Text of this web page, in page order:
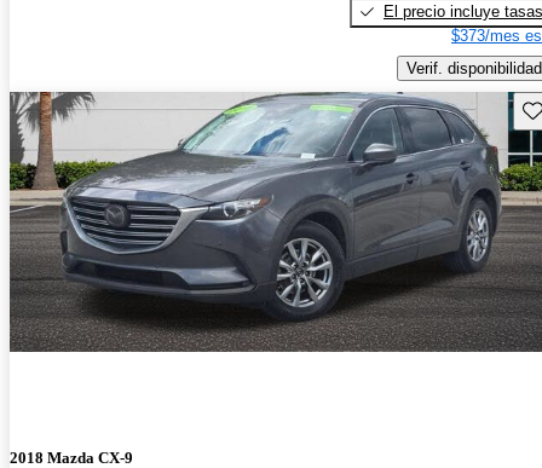
El precio incluye tasas
$373/mes
Verif. disponibilidad
2018 Mazda CX-9